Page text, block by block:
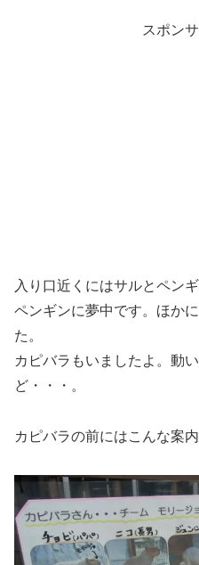
スポン
入り口近くにはサルとペン
ペンギンに夢中です。ほか
た。
カピバラもいましたよ。動
ど・・・。
カピバラの前にはこんな案